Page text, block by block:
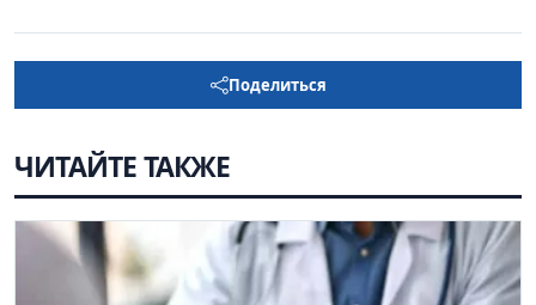
Поделиться
ЧИТАЙТЕ ТАКЖЕ